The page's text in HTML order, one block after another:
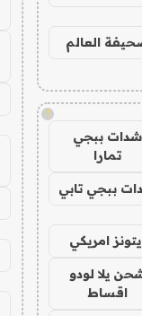
العالم
!
شدات ببجي
تمارا
ببجي تابي
امريكي
يلا لودو
اقساط